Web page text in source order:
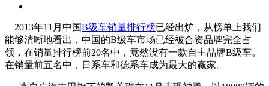
2013年11月中国B级车销量排行榜已经出炉，从榜单上我们
能够清晰地看出，中国的B级车市场已经被合资品牌完全占
领，在销量排行榜前20名中，竟然没有一款自主品牌B级车。
在销量前五名中，日系车和德系车成为最大的赢家。